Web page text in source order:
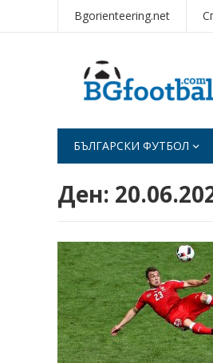
Bgorienteering.net
БЪЛГАРСКИ ФУТБОЛ
Ден: